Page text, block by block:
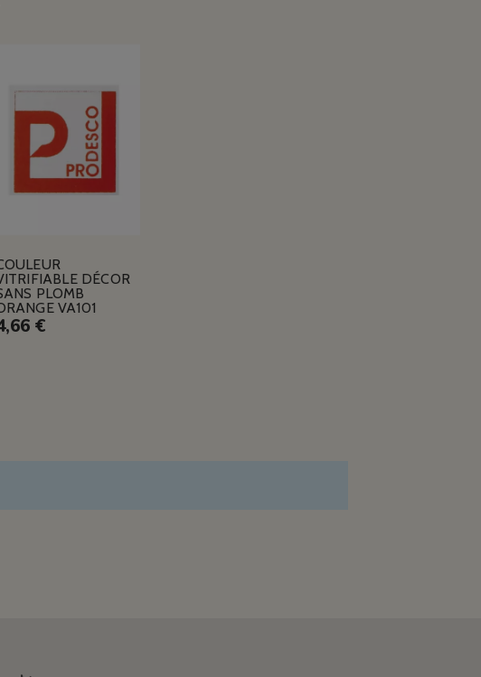
DÉCOR
PLOMB
VA101
€